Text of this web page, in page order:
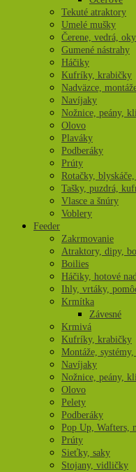
Tekuté atraktory
Umelé mušky
Čerene, vedrá,
Gumené nástrahy
Háčiky
Kufríky, krabičky
Nadväzce,
Navíjaky
Nožnice, peány,
Olovo
Plaváky
Podberáky
Prúty
Rotačky,
Tašky, puzdrá,
Vlasce a šnúry
Voblery
Feeder
Zakrmovanie
Atraktory, dipy,
Boilies
Háčiky, hotové
Ihly, vrtáky,
Krmítka
Závesné
Krmivá
Kufríky, krabičky
Montáže,
Navíjaky
Nožnice, peány,
Olovo
Pelety
Podberáky
Pop Up, Wafters,
Prúty
Sieťky, saky
Stojany, vidličky